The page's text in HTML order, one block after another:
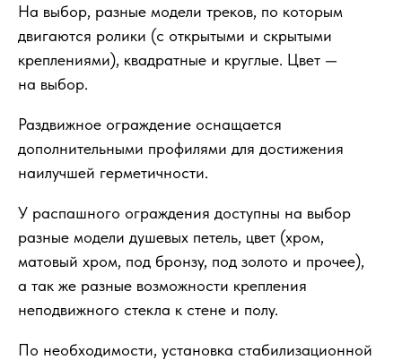
На выбор, разные модели треков, по которым
двигаются ролики (с открытыми и скрытыми
креплениями), квадратные и круглые. Цвет —
на выбор.
Раздвижное ограждение оснащается
дополнительными профилями для достижения
наилучшей герметичности.
У распашного ограждения доступны на выбор
разные модели душевых петель, цвет (хром,
матовый хром, под бронзу, под золото и прочее),
а так же разные возможности крепления
неподвижного стекла к стене и полу.
По необходимости, установка стабилизационной